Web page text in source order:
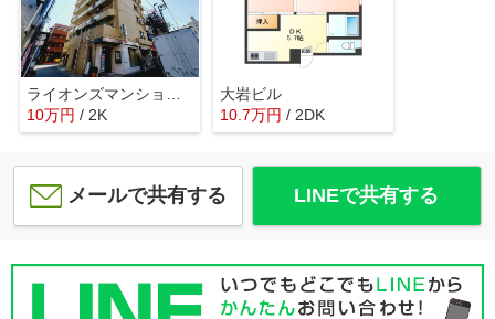
10万円 / 2K
大岩ビル
10.7万円 / 2DK
メールで共有する LINEで共有する